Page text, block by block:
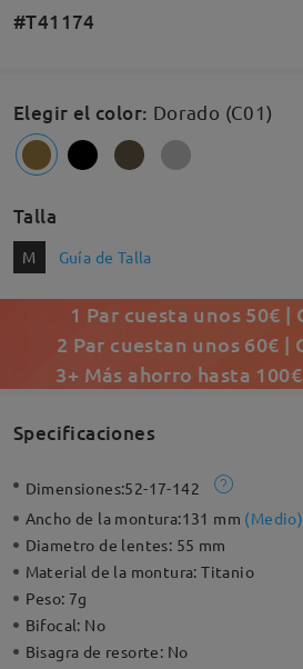
#T41174
Elegir el color: Dorado (C01)
Talla
M Guía de Talla
1 Par cuesta unos 50€ |
2 Par cuestan unos 60€ |
3+ Más ahorro hasta
Specificaciones
Dimensiones:52-17-142
Ancho de la montura:131 mm (Medio)
Diametro de lentes: 55 mm
Material de la montura:Titanio
Peso: 7g
Bifocal: No
Bisagra de resorte: No